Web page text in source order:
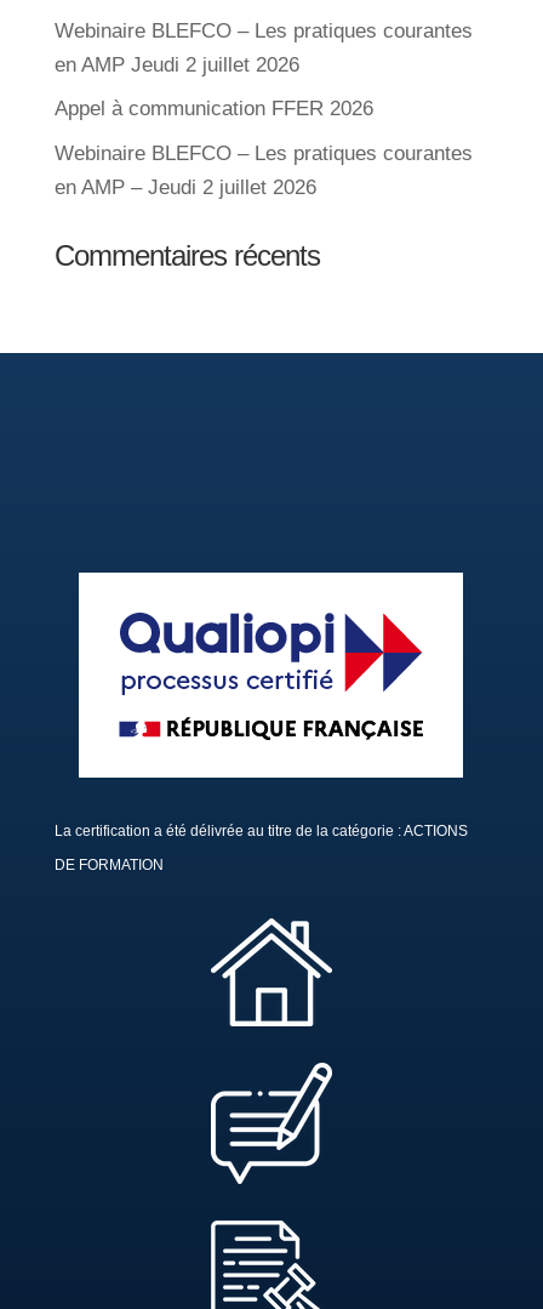
Webinaire BLEFCO – Les pratiques courantes
en AMP Jeudi 2 juillet 2026
Appel à communication FFER 2026
Webinaire BLEFCO – Les pratiques courantes
en AMP – Jeudi 2 juillet 2026
Commentaires récents
La certification a été délivrée au titre de la catégorie : ACTIONS
DE FORMATION